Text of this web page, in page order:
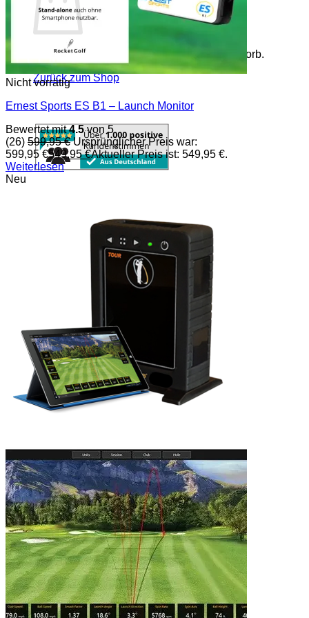
Es befinden sich keine Produkte im Warenkorb.
Zurück zum Shop
Nicht vorrätig
Ernest Sports ES B1 – Launch Monitor
Bewertet mit4.5von 5
(26) 599,95€ Ursprünglicher Preis war:
599,95 €549,95€Aktueller Preis ist: 549,95 €.
Weiterlesen
Neu